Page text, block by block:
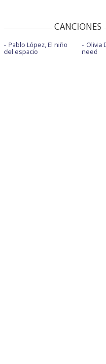
CANCIONES
Pablo López, El niño
del espacio
Olivia
need